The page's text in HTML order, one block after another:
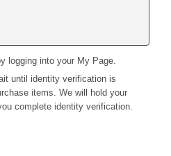
logging into your My Page.
until identity verification is
items. We will hold your
complete identity verification.